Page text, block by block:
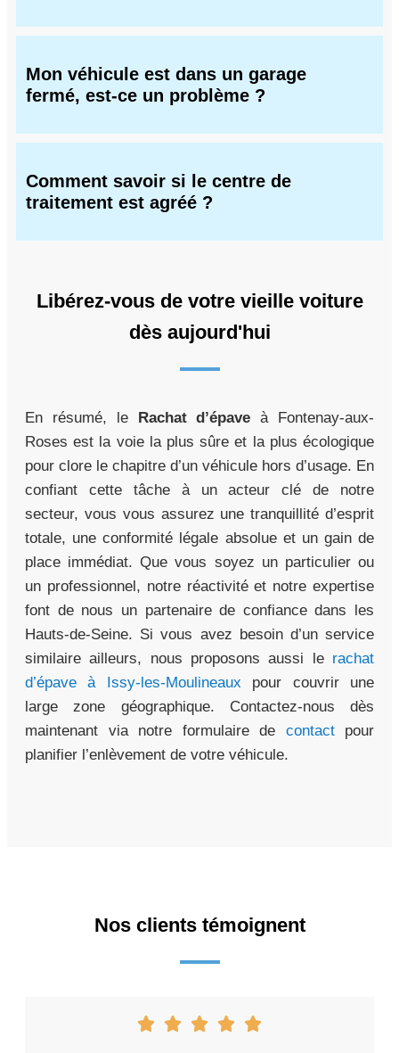
Mon véhicule est dans un garage
fermé, est-ce un problème ?
Comment savoir si le centre de
traitement est agréé ?
Libérez-vous de votre vieille voiture
dès aujourd'hui
En résumé, le Rachat d’épave à Fontenay-aux-
Roses est la voie la plus sûre et la plus écologique
pour clore le chapitre d’un véhicule hors d’usage. En
confiant cette tâche à un acteur clé de notre
secteur, vous vous assurez une tranquillité d’esprit
totale, une conformité légale absolue et un gain de
place immédiat. Que vous soyez un particulier ou
un professionnel, notre réactivité et notre expertise
font de nous un partenaire de confiance dans les
Hauts-de-Seine. Si vous avez besoin d’un service
similaire ailleurs, nous proposons aussi le rachat
d’épave à Issy-les-Moulineaux pour couvrir une
large zone géographique. Contactez-nous dès
maintenant via notre formulaire de contactpour
planifier l’enlèvement de votre véhicule.
Nos clients témoignent